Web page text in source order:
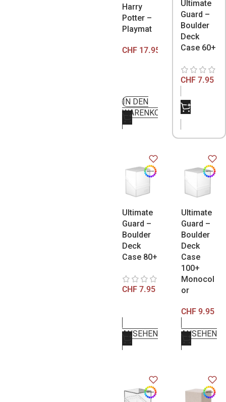
Harry
Potter –
Playmat
CHF 17.95
IN DEN
WARENKORB
Ultimate
Guard –
Boulder
Deck
Case 60+
CHF 7.95
NICHT
VORRÄTIG
Ultimate
Guard –
Boulder
Deck
Case 80+
CHF 7.95
ANSEHEN
Ultimate
Guard –
Boulder
Deck
Case
100+
Monocol
or
CHF 9.95
ANSEHEN